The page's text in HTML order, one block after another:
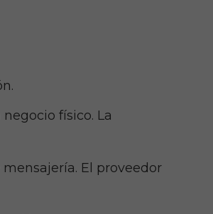
físico. La
El proveedor